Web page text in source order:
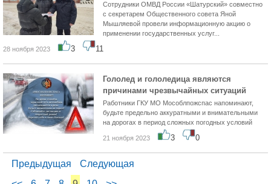
Сотрудники ОМВД России «Шатурский» совместно
с секретарем Общественного совета Яной
Мышляевой провели информационную акцию о
применении государственных услуг...
28 ноября 2023 3 11
Гололед и гололедица являются
причинами чрезвычайных ситуаций
Работники ГКУ МО Мособлпожспас напоминают,
будьте предельно аккуратными и внимательными
на дорогах в период сложных погодных условий
21 ноября 2023 3 0
Предыдущая
Следующая